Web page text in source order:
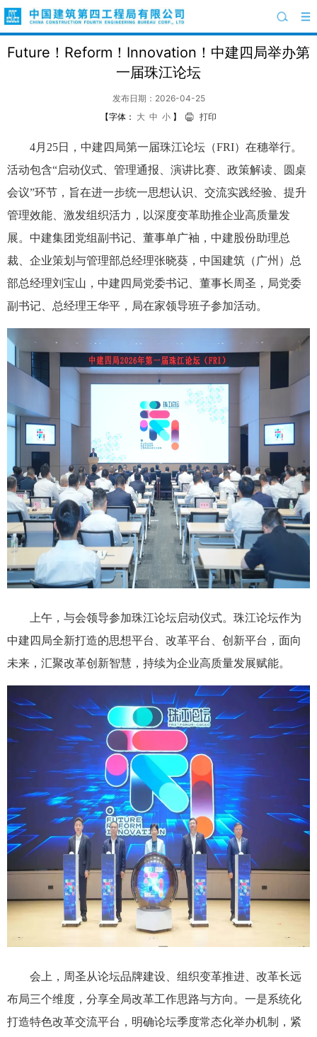
Future！Reform！Innovation！中建四局举办第
一届珠江论坛
发布日期：2026-04-25
【字体： 大 中 小 】 打印
4月25日，中建四局第一届珠江论坛（FRI）在穗举行。
活动包含“启动仪式、管理通报、演讲比赛、政策解读、圆桌
会议”环节，旨在进一步统一思想认识、交流实践经验、提升
管理效能、激发组织活力，以深度变革助推企业高质量发
展。中建集团党组副书记、董事单广袖，中建股份助理总
裁、企业策划与管理部总经理张晓葵，中国建筑（广州）总
部总经理刘宝山，中建四局党委书记、董事长周圣，局党委
副书记、总经理王华平，局在家领导班子参加活动。
上午，与会领导参加珠江论坛启动仪式。珠江论坛作为
中建四局全新打造的思想平台、改革平台、创新平台，面向
未来，汇聚改革创新智慧，持续为企业高质量发展赋能。
会上，周圣从论坛品牌建设、组织变革推进、改革长远
布局三个维度，分享全局改革工作思路与方向。一是系统化
打造特色改革交流平台，明确论坛季度常态化举办机制，紧